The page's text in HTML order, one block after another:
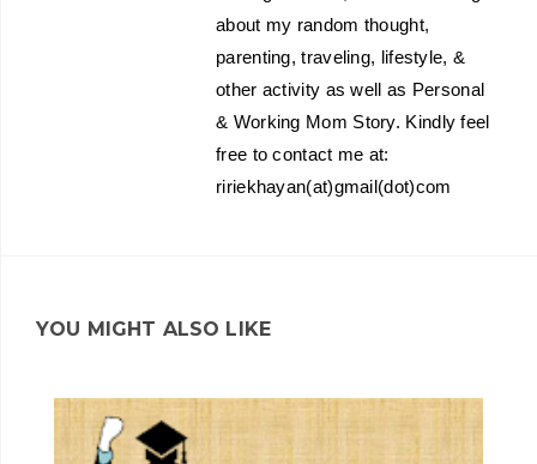
about my random thought,
parenting, traveling, lifestyle, &
other activity as well as Personal
& Working Mom Story. Kindly feel
free to contact me at:
ririekhayan(at)gmail(dot)com
YOU MIGHT ALSO LIKE